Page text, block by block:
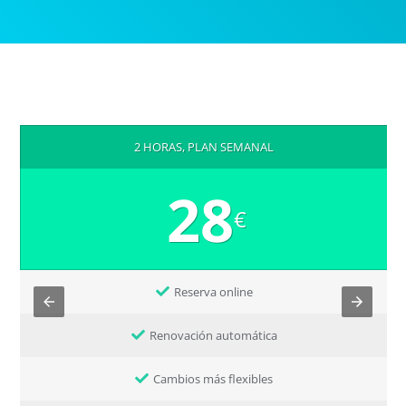
2 HORAS, PLAN SEMANAL
28€
Reserva online
Renovación automática
Cambios más flexibles